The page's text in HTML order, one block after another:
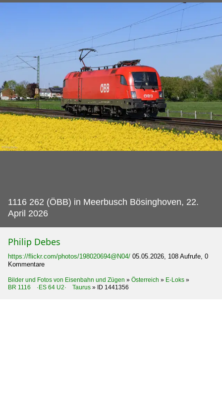
1116 262 (ÖBB) in Meerbusch Bösinghoven, 22.
April 2026
Philip Debes
https://flickr.com/photos/198020694@N04/ 05.05.2026, 108 Aufrufe, 0
Kommentare
Bilder und Fotos von Eisenbahn und Zügen » Österreich » E-Loks »
BR 1116 ·ES 64 U2· Taurus » ID 1441356